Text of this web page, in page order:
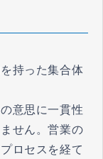
持った集合体
意思に一貫性
せん。営業の
ロセスを経て